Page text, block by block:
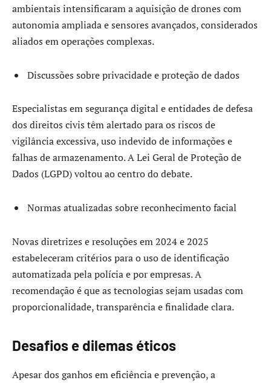
ambientais intensificaram a aquisição de drones com
autonomia ampliada e sensores avançados, considerados
aliados em operações complexas.
Discussões sobre privacidade e proteção de dados
Especialistas em segurança digital e entidades de defesa
dos direitos civis têm alertado para os riscos de
vigilância excessiva, uso indevido de informações e
falhas de armazenamento. A Lei Geral de Proteção de
Dados (LGPD) voltou ao centro do debate.
Normas atualizadas sobre reconhecimento facial
Novas diretrizes e resoluções em 2024 e 2025
estabeleceram critérios para o uso de identificação
automatizada pela polícia e por empresas. A
recomendação é que as tecnologias sejam usadas com
proporcionalidade, transparência e finalidade clara.
Desafios e dilemas éticos
Apesar dos ganhos em eficiência e prevenção, a